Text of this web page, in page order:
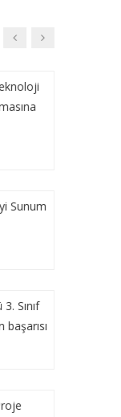
ile
Sunum
Sınıf
başarısı